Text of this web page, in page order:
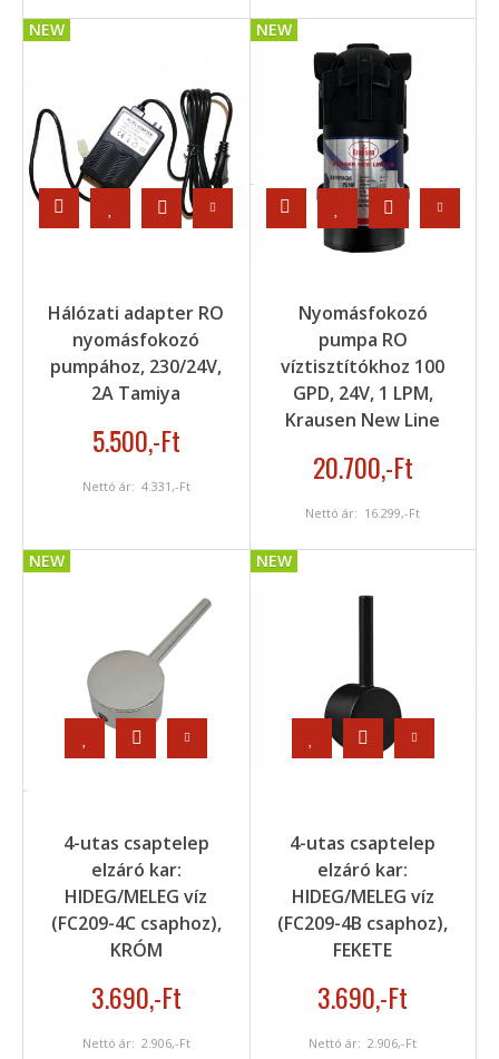
Hálózati adapter RO
nyomásfokozó
pumpához, 230/24V,
2A Tamiya
5.500,-Ft
Nettó ár: 4.331 ,-Ft
NEW
Nyomásfokozó
pumpa RO
víztisztítókhoz 100
GPD, 24V, 1 LPM,
Krausen New Line
20.700,-Ft
Nettó ár: 16.299,-Ft
NEW
4-utas csaptelep
elzáró kar:
HIDEG/MELEG víz
(FC209-4C csaphoz),
KRÓM
3.690,-Ft
Nettó ár: 2.906,-Ft
NEW
4-utas csaptelep
elzáró kar:
HIDEG/MELEG víz
(FC209-4B csaphoz),
FEKETE
3.690,-Ft
Nettó ár:2.906,-Ft
NEW